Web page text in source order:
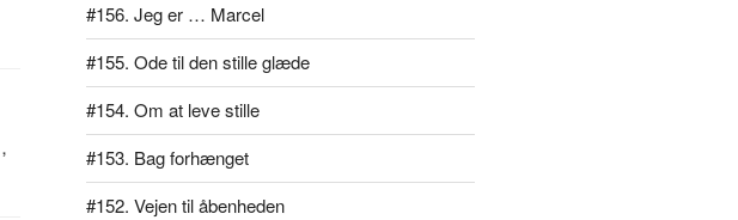
,
#156. Jeg er … Marcel
#155. Ode til den stille glæde
#154. Om at leve stille
#153. Bag forhænget
#152. Vejen til åbenheden